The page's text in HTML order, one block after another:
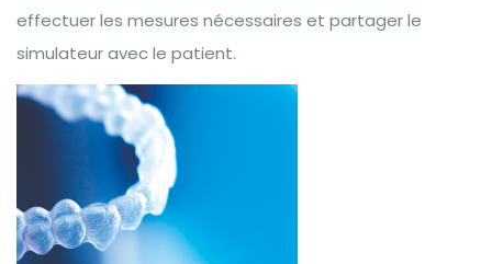
effectuer les mesures nécessaires et partager le
simulateur avec le patient.